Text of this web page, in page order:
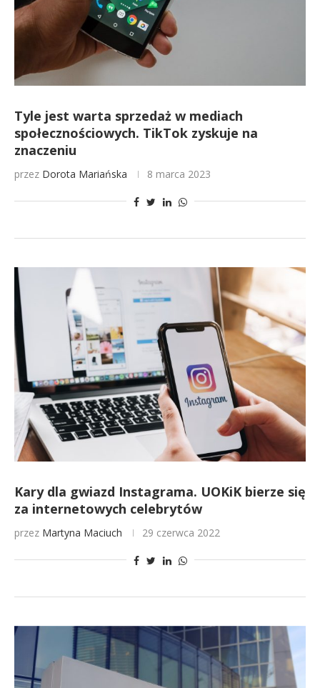
Tyle jest warta sprzedaż w mediach
społecznościowych. TikTok zyskuje na
znaczeniu
przez Dorota Mariańska 8 marca 2023
Kary dla gwiazd Instagrama. UOKiK bierze się
za internetowych celebrytów
przez Martyna Maciuch 29 czerwca 2022